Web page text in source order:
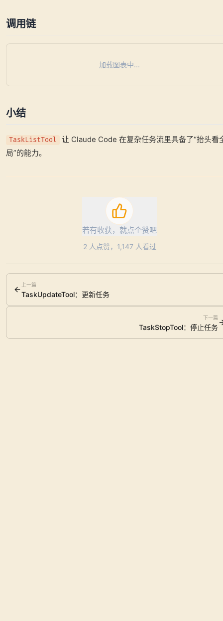
调用链
加载图表中...
小结
TaskListTool
让 Claude Code 在复杂任务流里具备了“抬头看
局”的能力。
若有收获，就点个赞吧
2人点赞， 1,147 人看过
上一篇
TaskUpdateTool：更新任务
下一篇
TaskStopTool：停止任务